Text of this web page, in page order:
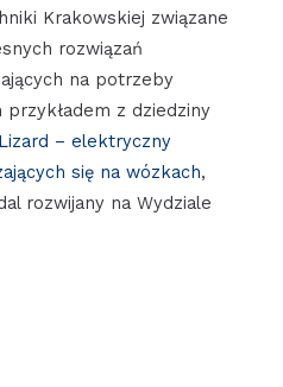
Krakowskiej związane
rozwiązań
na potrzeby
przykładem z dziedziny
Lizard – elektryczny
się na wózkach,
rozwijany na Wydziale